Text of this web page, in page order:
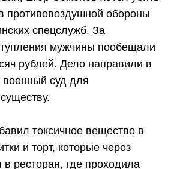
противовоздушной обороны
спецслужб. За
мужчины пообещали
рублей. Дело направили в
суд для
токсичное вещество в
и торт, которые через
в ресторан, где проходила